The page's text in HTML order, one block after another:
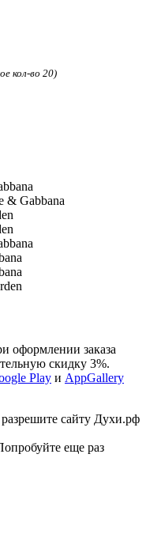
кол-во 20)
оформлении заказа
скидку 3%.
Play и AppGallery
сайту Духи.рф
еще раз